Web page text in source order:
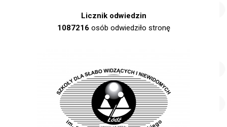
Licznik odwiedzin
1087216 osób odwiedziło stronę